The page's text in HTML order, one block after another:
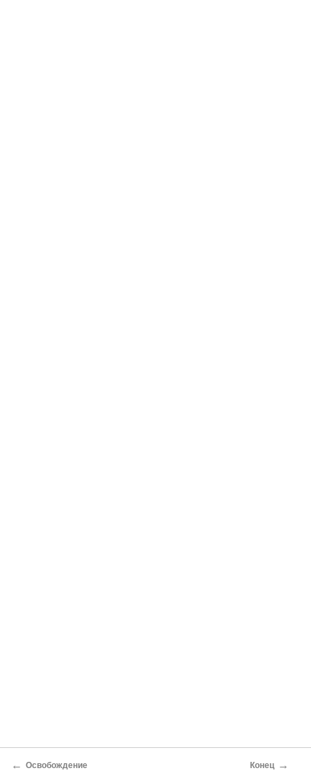
← Освобождение Конец →